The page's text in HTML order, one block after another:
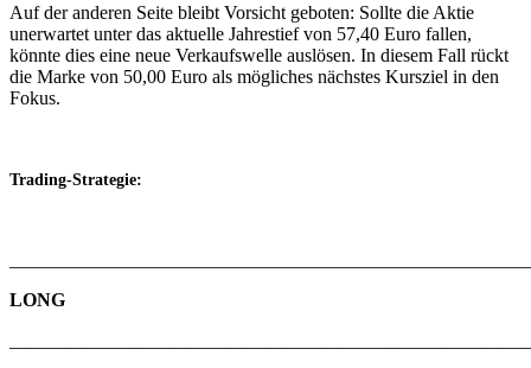
Auf der anderen Seite bleibt Vorsicht geboten: Sollte die Aktie
unerwartet unter das aktuelle Jahrestief von 57,40 Euro fallen,
könnte dies eine neue Verkaufswelle auslösen. In diesem Fall rückt
die Marke von 50,00 Euro als mögliches nächstes Kursziel in den
Fokus.
Trading-Strategie:
LONG